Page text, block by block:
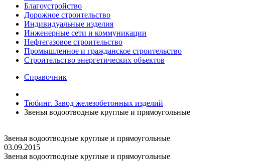
Благоустройство
Дорожное строительство
Индивидуальные изделия
Инженерные сети и коммуникации
Нефтегазовое строительство
Промышленное и гражданское строительство
Строительство энергетических объектов
Справочник
Тюбинг. Завод железобетонных изделий
Звенья водоотводные круглые и прямоугольные
Звенья водоотводные круглые и прямоугольные
03.09.2015
Звенья водоотводные круглые и прямоугольные